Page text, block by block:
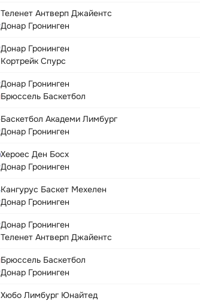
Теленет Антверп Джайентс
Донар Гронинген
Донар Гронинген
Кортрейк Спурс
Донар Гронинген
Брюссель Баскетбол
Баскетбол Академи Лимбург
Донар Гронинген
Хероес Ден Босх
Донар Гронинген
Кангурус Баскет Мехелен
Донар Гронинген
Донар Гронинген
Теленет Антверп Джайентс
Брюссель Баскетбол
Донар Гронинген
Хюбо Лимбург Юнайтед